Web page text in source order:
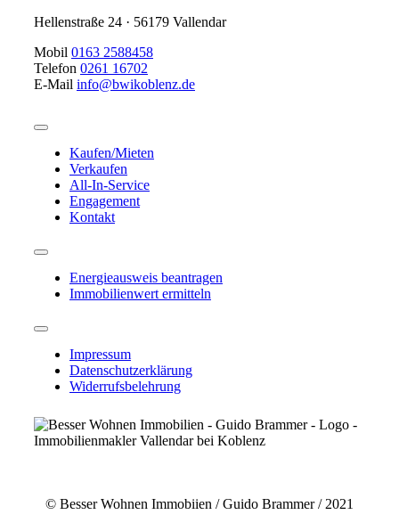
Hellenstraße 24 · 56179 Vallendar
Mobil 0163 2588458
Telefon 0261 16702
E-Mail info@bwikoblenz.de
Toggle
NavigationKaufen/Mieten
Verkaufen
All-In-Service
Engagement
Kontakt
Toggle
NavigationEnergieausweis beantragen
Immobilienwert ermitteln
Toggle
NavigationImpressum
Datenschutzerklärung
Widerrufsbelehrung
© Besser Wohnen Immobiien / Guido Brammer / 2021